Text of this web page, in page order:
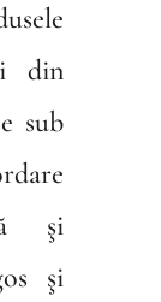
din
sub
şi
şi